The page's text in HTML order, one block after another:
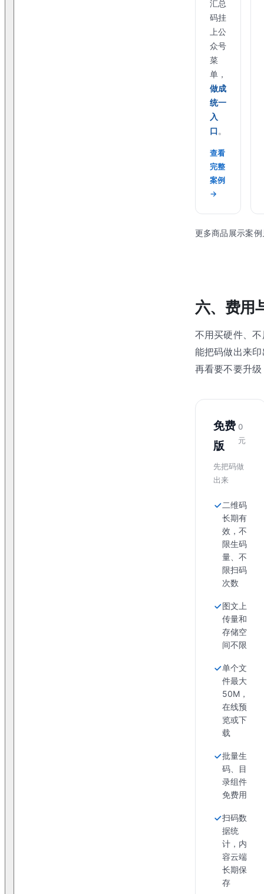
汇总
码挂
上公
众号
菜
单，
做成
统一
入
口。
查看
完整
案例
→
更多商品展示案例
六、费用
不用买硬件、
能把码做出来
再看要不要升
免费
版
0
元
先把码做
出来
二维码
长期有
效，不
限生码
量、不
限扫码
次数
图文上
传量和
存储空
间不限
单个文
件最大
50M，
在线预
览或下
载
批量生
码、目
录组件
免费用
扫码数
据统
计，内
容云端
长期保
存